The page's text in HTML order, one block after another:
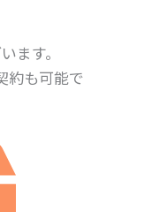
ます。
約も可能で